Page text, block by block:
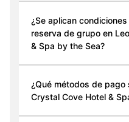
¿Se aplican
reserva de grupo en
& Spa by the Sea?
¿Qué métodos de
Crystal Cove Hotel &